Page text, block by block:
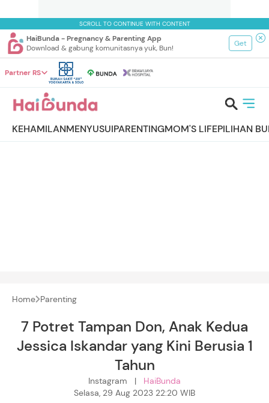
SCROLL TO CONTINUE WITH CONTENT
HaiBunda - Pregnancy & Parenting App
Download & gabung komunitasnya yuk, Bun!
Get
Partner RS
KEHAMILANMENYUSUIPARENTINGMOM'S LIFEPILIHAN
Home Parenting
7 Potret Tampan Don, Anak Kedua
Jessica Iskandar yang Kini Berusia 1
Tahun
Instagram | HaiBunda
Selasa, 29 Aug 2023 22:20 WIB